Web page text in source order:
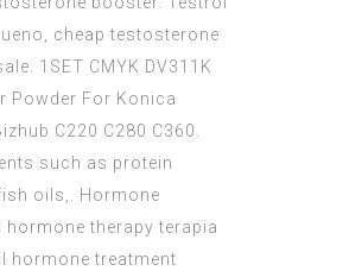
cheap testosterone
1SET CMYK DV311K
Powder For Konica
C220 C280 C360.
such as protein
oils,. Hormone
hormone therapy terapia
hormone treatment